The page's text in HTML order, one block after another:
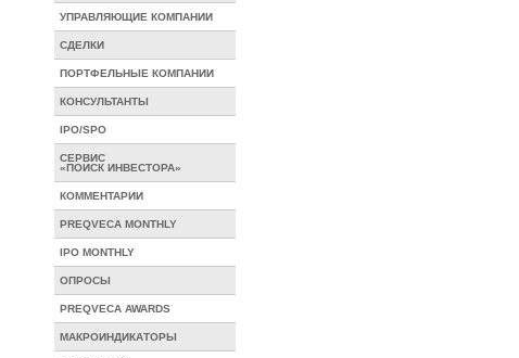
УПРАВЛЯЮЩИЕ КОМПАНИИ
СДЕЛКИ
ПОРТФЕЛЬНЫЕ КОМПАНИИ
КОНСУЛЬТАНТЫ
IPO/SPO
СЕРВИС
«ПОИСК ИНВЕСТОРА»
КОММЕНТАРИИ
PREQVECA MONTHLY
IPO MONTHLY
ОПРОСЫ
PREQVECA AWARDS
МАКРОИНДИКАТОРЫ